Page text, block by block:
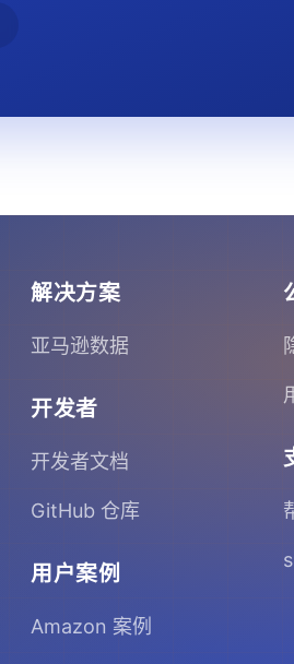
解决方案
亚马逊数据
开发者
开发者文档
GitHub 仓库
用户案例
Amazon 案例